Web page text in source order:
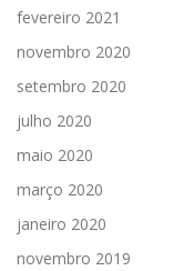
fevereiro 2021
novembro 2020
setembro 2020
julho 2020
maio 2020
março 2020
janeiro 2020
novembro 2019